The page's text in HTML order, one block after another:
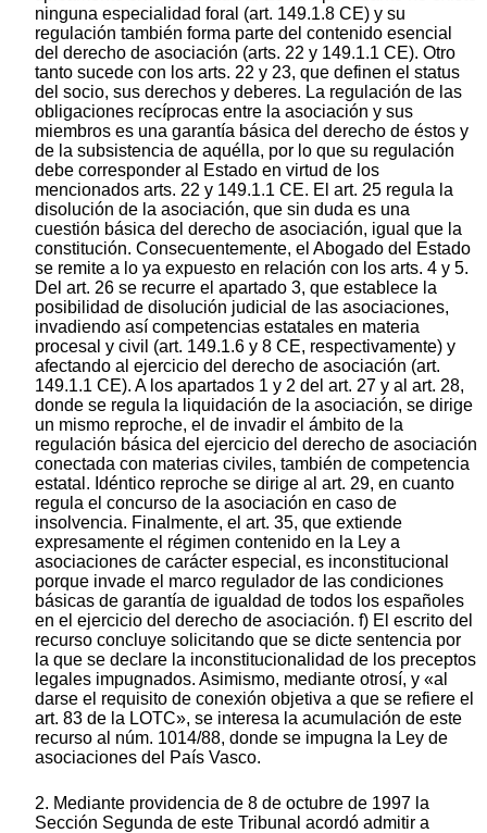
2. Mediante providencia de 8 de octubre de 1997 la
Sección Segunda de este Tribunal acordó admitir a